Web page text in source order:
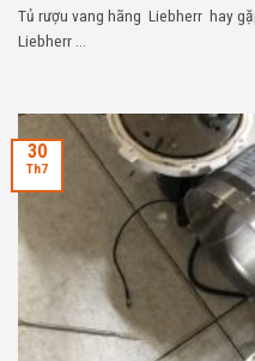
Tủ rượu vang hãng Liebherr hay
Liebherr ...
30
Th7